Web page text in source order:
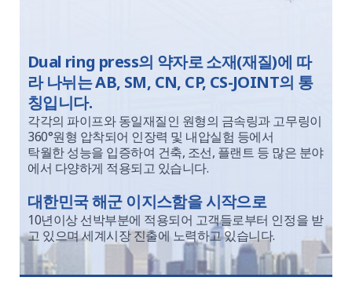
Dual ring press의 약자로 소재(재질)에 따
라 나뉘는 AB, SM, CN, CP, CS-JOINT의 통
칭입니다.
각각의 파이프와 동일재질인 원형의 금속링과 고무링이
360°원형 압착되어 인장력 및 내압실험 등에서
탁월한 성능을 입증하여 건축, 조선, 플랜트 등 많은 분야
에서 다양하게 적용되고 있습니다.
대한민국 해군 이지스함을 시작으로
10년이상 선박부분에 적용되어 고객들로부터 인정을 받
고 있으며 세계시장 진출에 노력하고 있습니다.